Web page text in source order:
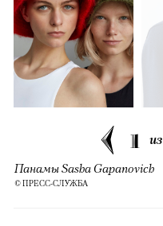
1 из
Панамы Sasha Gapanovich
© ПРЕСС-СЛУЖБА